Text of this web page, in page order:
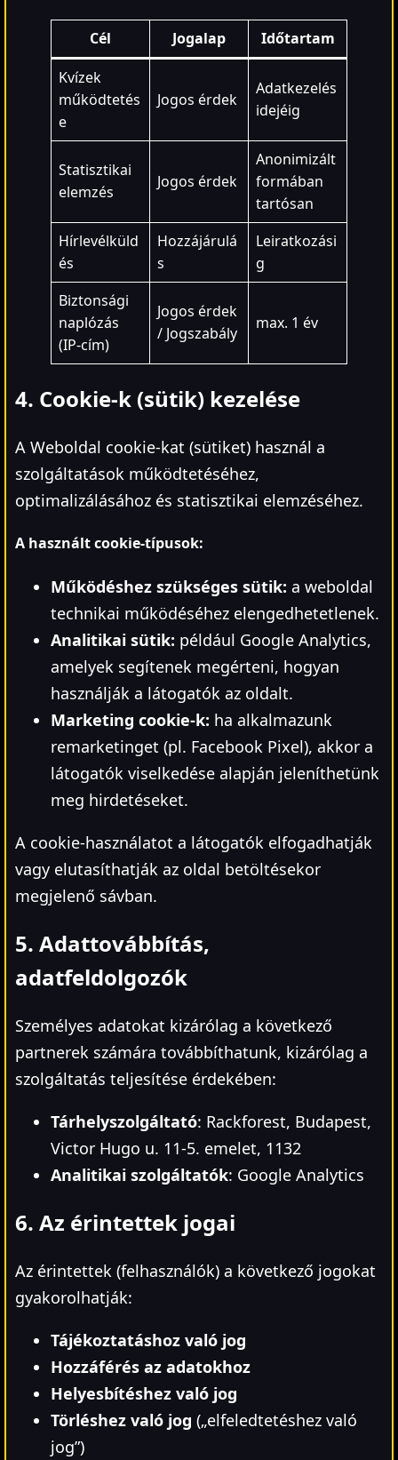
Cél Jogalap
Időtartam
Kvízek
működtetés
e
Jogos érdek
Adatkezelés
idejéig
Statisztikai
elemzés
Jogos érdek
Anonimizált
formában
tartósan
Hírlevélküld
és
Hozzájárulá
s
Leiratkozási
g
Biztonsági
naplózás
(IP-cím)
Jogos érdek
/ Jogszabály
max. 1 év
4. Cookie-k (sütik) kezelése
A Weboldal cookie-kat (sütiket) használ a
szolgáltatások működtetéséhez,
optimalizálásához és statisztikai elemzéséhez.
A használt cookie-típusok:
Működéshez szükséges sütik: a weboldal
technikai működéséhez elengedhetetlenek.
Analitikai sütik: például Google Analytics,
amelyek segítenek megérteni, hogyan
használják a látogatók az oldalt.
Marketing cookie-k: ha alkalmazunk
remarketinget (pl. Facebook Pixel), akkor a
látogatók viselkedése alapján jeleníthetünk
meg hirdetéseket.
A cookie-használatot a látogatók elfogadhatják
vagy elutasíthatják az oldal betöltésekor
megjelenő sávban.
5. Adattovábbítás,
adatfeldolgozók
Személyes adatokat kizárólag a következő
partnerek számára továbbíthatunk, kizárólag a
szolgáltatás teljesítése érdekében:
Tárhelyszolgáltató: Rackforest, Budapest,
Victor Hugo u. 11-5. emelet, 1132
Analitikai szolgáltatók: Google Analytics
6. Az érintettek jogai
Az érintettek (felhasználók) a következő jogokat
gyakorolhatják:
Tájékoztatáshoz való jog
Hozzáférés az adatokhoz
Helyesbítéshez való jog
Törléshez való jog („elfeledtetéshez való
jog”)